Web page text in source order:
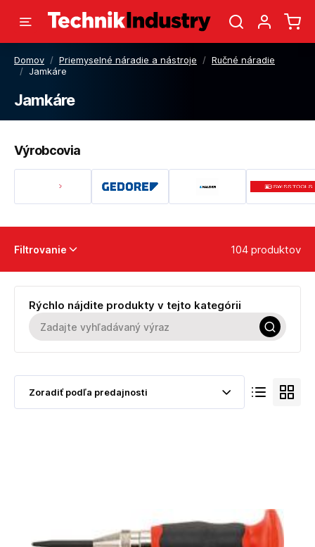
Domov / Priemyselné náradie a nástroje / Ručné náradie
/ Jamkáre
Jamkáre
Výrobcovia
Filtrovanie 104 produktov
Rýchlo nájdite produkty v tejto kategórii